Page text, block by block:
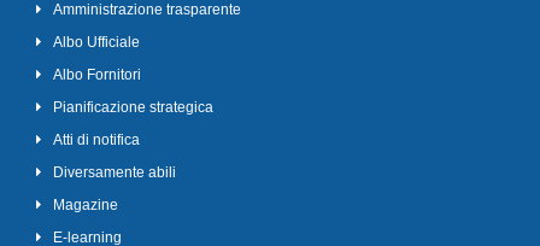
Amministrazione trasparente
Albo Ufficiale
Albo Fornitori
Pianificazione strategica
Atti di notifica
Diversamente abili
Magazine
E-learning